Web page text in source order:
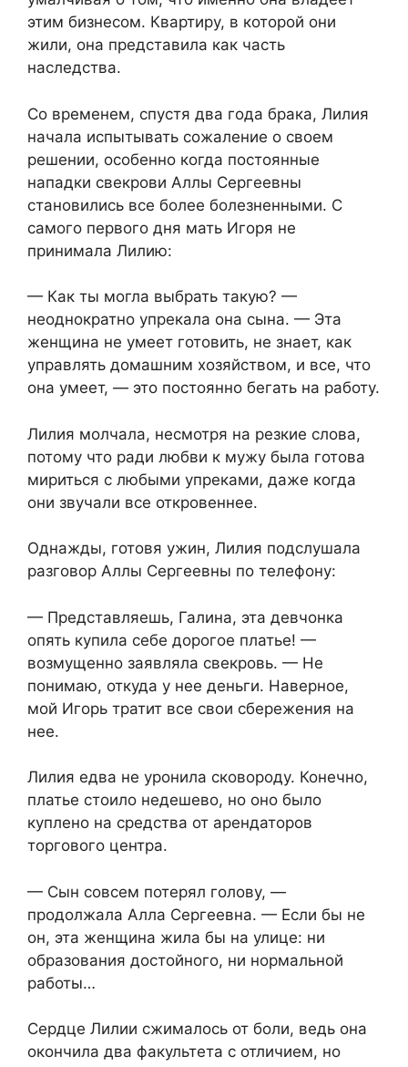
этим бизнесом. Квартиру, в которой они
жили, она представила как часть
наследства.
Со временем, спустя два года брака, Лилия
начала испытывать сожаление о своем
решении, особенно когда постоянные
нападки свекрови Аллы Сергеевны
становились все более болезненными. С
самого первого дня мать Игоря не
принимала Лилию:
— Как ты могла выбрать такую? —
неоднократно упрекала она сына. — Эта
женщина не умеет готовить, не знает, как
управлять домашним хозяйством, и все, что
она умеет, — это постоянно бегать на работу.
Лилия молчала, несмотря на резкие слова,
потому что ради любви к мужу была готова
мириться с любыми упреками, даже когда
они звучали все откровеннее.
Однажды, готовя ужин, Лилия подслушала
разговор Аллы Сергеевны по телефону:
— Представляешь, Галина, эта девчонка
опять купила себе дорогое платье! —
возмущенно заявляла свекровь. — Не
понимаю, откуда у нее деньги. Наверное,
мой Игорь тратит все свои сбережения на
нее.
Лилия едва не уронила сковороду. Конечно,
платье стоило недешево, но оно было
куплено на средства от арендаторов
торгового центра.
— Сын совсем потерял голову, —
продолжала Алла Сергеевна. — Если бы не
он, эта женщина жила бы на улице: ни
образования достойного, ни нормальной
работы…
Сердце Лилии сжималось от боли, ведь она
окончила два факультета с отличием, но